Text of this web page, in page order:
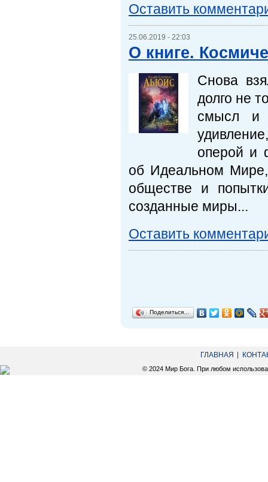
Оставить
25.06.2019 - 22:03
О книге.
Снова
долго не
смысл и
оперой и
об Идеальном Мире,
обществе и
созданные миры...
Оставить
Поделиться…
ГЛАВНАЯ
© 2024 Мир Бога. При любом